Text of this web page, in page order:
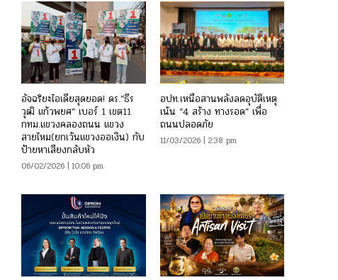
อัจฉริยะไอเดียสุดยอด! ดร.”ธีร
วุฒิ แก้วพยศ” เบอร์ 1 เขต11
กทม.แขวงคลองถนน แขวง
สายไหม(ยกเว้นแขวงออเงิน) กับ
ป้ายหาเสียงกลับหัว
06/02/2026 | 10:06 pm
อปท.เหนือสานพลังลดอุบัติเหตุ
เน้น “4 สร้าง ทางรอด” เพื่อ
ถนนปลอดภัย
11/03/2026 | 2:38 pm